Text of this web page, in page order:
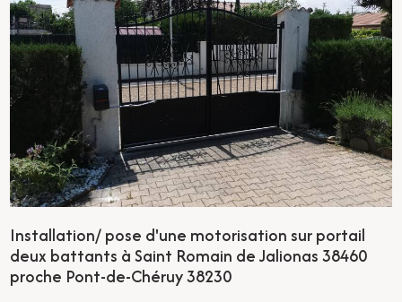
Installation/ pose d'une motorisation sur portail
deux battants à Saint Romain de Jalionas 38460
proche Pont-de-Chéruy 38230